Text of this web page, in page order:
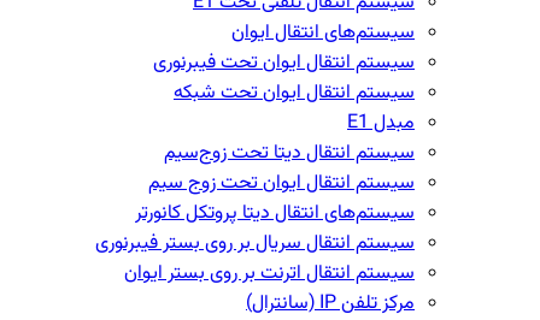
سیستم‌های انتقال ایوان
سیستم انتقال ایوان تحت فیبرنوری
سیستم انتقال ایوان تحت شبکه
مبدل E1
سیستم انتقال دیتا تحت زوج‌سیم
سیستم انتقال ایوان تحت زوج سیم
سیستم‌های انتقال دیتا پروتکل کانورتر
سیستم انتقال سریال بر روی بستر فیبرنوری
سیستم انتقال اترنت بر روی بستر ایوان
مرکز تلفن IP‌ (سانترال)